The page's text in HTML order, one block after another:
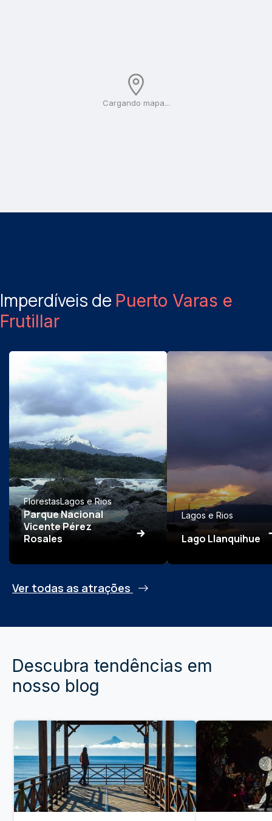
Cargando mapa...
Imperdíveis de Puerto Varas e
Frutillar
FlorestasLagos e Rios
Parque Nacional
Vicente Pérez
Rosales
Lagos e Rios
Lago Llanquihue
Ver todas as atrações
Descubra tendências em
nosso blog